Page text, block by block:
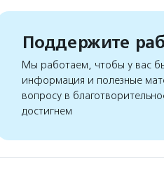
Поддержите
Мы работаем, чтобы у вас
информация и полезные
вопросу в
достигнем